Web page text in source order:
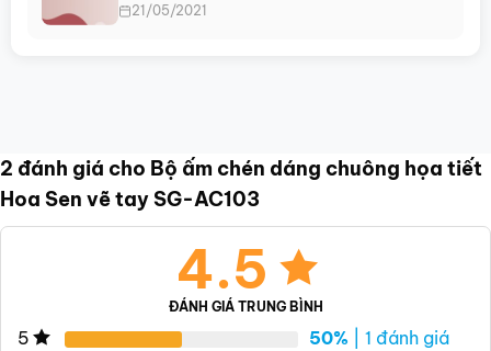
21/05/2021
2 đánh giá cho Bộ ấm chén dáng chuông họa tiết
Hoa Sen vẽ tay SG-AC103
4.5
ĐÁNH GIÁ TRUNG BÌNH
5 50% | 1 đánh giá